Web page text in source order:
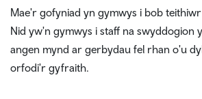
Mae'r gofyniad yn gymwys i bob teithiwr
Nid yw'n gymwys i staff na swyddogion
angen mynd ar gerbydau fel rhan o'u
orfodi'r gyfraith.